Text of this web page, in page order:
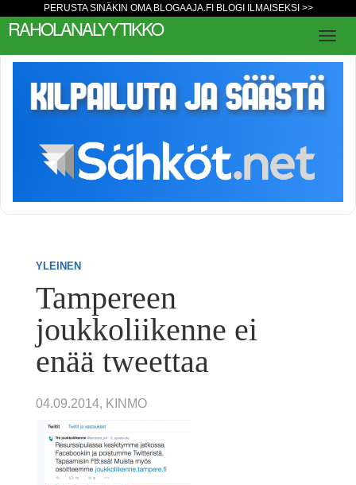
PERUSTA SINÄKIN OMA BLOGAAJA.FI BLOGI ILMAISEKSI >>
RAHOLANALYYTIKKO
YLEINEN
Tampereen
joukkoliikenne ei
enää tweettaa
04.09.2014, KINMO